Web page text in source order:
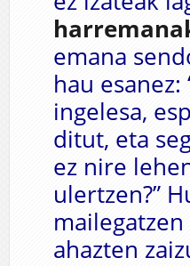
emana
hau
ingelesa,
ditut, eta
ez nire
ulertzen?”
ahazten